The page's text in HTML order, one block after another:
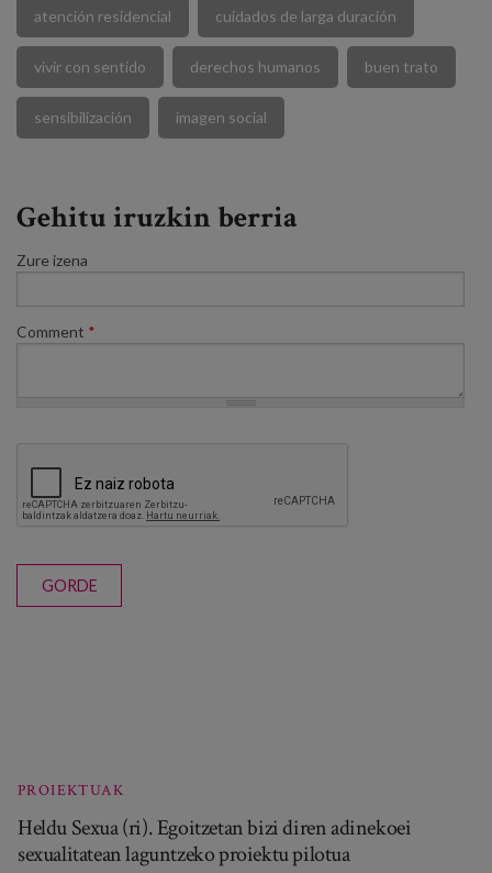
atención residencial cuidados de larga duración
vivir con sentido derechos humanos buen trato
sensibilización imagen social
Gehitu iruzkin berria
Zure izena
Comment *
GORDE
PROIEKTUAK
Heldu Sexua (ri). Egoitzetan bizi diren adinekoei
sexualitatean laguntzeko proiektu pilotua